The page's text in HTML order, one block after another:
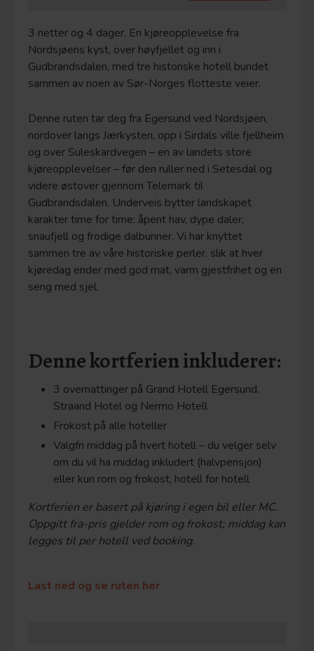
3 netter og 4 dager. En kjøreopplevelse fra
Nordsjøens kyst, over høyfjellet og inn i
Gudbrandsdalen, med tre historiske hotell bundet
sammen av noen av Sør-Norges flotteste veier.
Denne ruten tar deg fra Egersund ved Nordsjøen,
nordover langs Jærkysten, opp i Sirdals ville fjellheim
og over Suleskardvegen – en av landets store
kjøreopplevelser – før den ruller ned i Setesdal og
videre østover gjennom Telemark til
Gudbrandsdalen. Underveis bytter landskapet
karakter time for time: åpent hav, dype daler,
snaufjell og frodige dalbunner. Vi har knyttet
sammen tre av våre historiske perler, slik at hver
kjøredag ender med god mat, varm gjestfrihet og en
seng med sjel.
Denne kortferien inkluderer:
3 overnattinger på Grand Hotell Egersund,
Straand Hotel og Nermo Hotell
Frokost på alle hoteller
Valgfri middag på hvert hotell – du velger selv
om du vil ha middag inkludert (halvpensjon)
eller kun rom og frokost, hotell for hotell
Kortferien er basert på kjøring i egen bil eller MC.
Oppgitt fra-pris gjelder rom og frokost; middag kan
legges til per hotell ved booking.
Last ned og se ruten her